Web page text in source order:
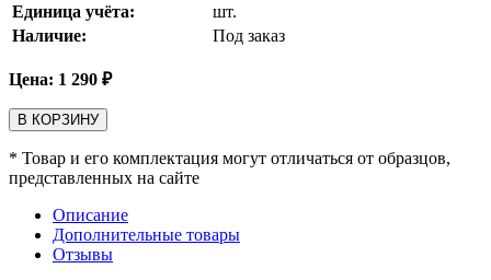
Единица учёта:
шт.
Наличие:
Под заказ
Цена: 1 290 ₽
В КОРЗИНУ
* Товар и его комплектация могут отличаться от образцов,
представленных на сайте
Описание
Дополнительные товары
Отзывы